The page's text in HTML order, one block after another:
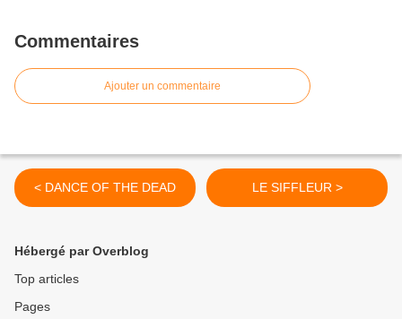
Commentaires
Ajouter un commentaire
< DANCE OF THE DEAD LE SIFFLEUR >
Hébergé par Overblog
Top articles
Pages